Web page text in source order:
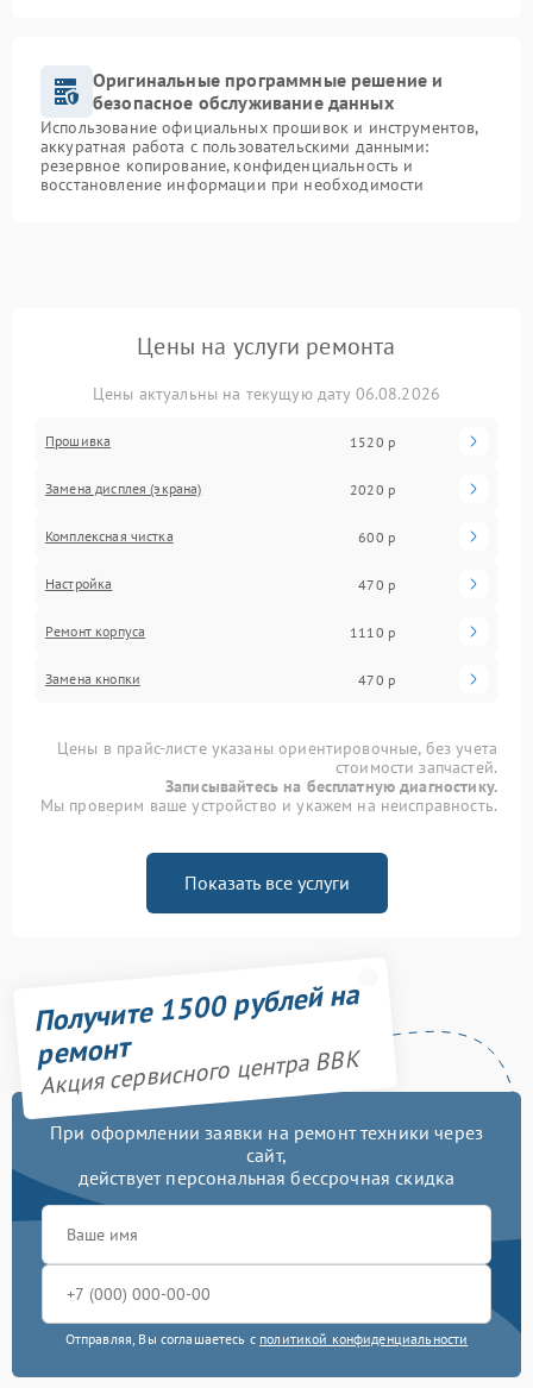
Оригинальные программные решение и
безопасное обслуживание данных
Использование официальных прошивок и инструментов,
аккуратная работа с пользовательскими данными:
резервное копирование, конфиденциальность и
восстановление информации при необходимости
Цены на услуги ремонта
Цены актуальны на текущую дату 06.08.2026
Прошивка 1520 р
Замена дисплея (экрана) 2020 р
Комплексная чистка 600 р
Настройка 470 р
Ремонт корпуса 1110 р
Замена кнопки 470 р
Цены в прайс-листе указаны ориентировочные, без учета
стоимости запчастей.
Записывайтесь на бесплатную диагностику.
Мы проверим ваше устройство и укажем на неисправность.
Показать все услуги
Получите 1500 рублей на
ремонт
Акция сервисного центра BBK
При оформлении заявки на ремонт техники через
сайт,
действует персональная бессрочная скидка
Отправляя, Вы соглашаетесь с политикой конфиденциальности